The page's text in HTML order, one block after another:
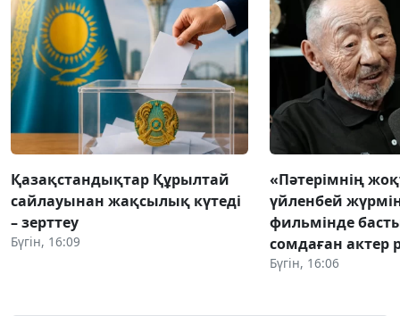
Қазақстандықтар Құрылтай
сайлауынан жақсылық күтеді
– зерттеу
Бүгін, 16:09
«Пәтерімнің
үйленбей
фильмінде
сомдаған актер
Бүгін, 16:06